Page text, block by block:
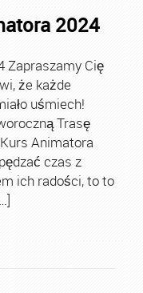
2024
Zapraszamy Cię
że każde
uśmiech!
Trasę
Animatora
czas z
ich radości, to to